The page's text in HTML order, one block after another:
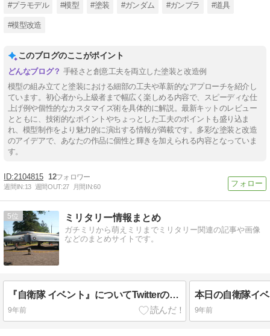
#プラモデル #模型 #塗装 #ガンダム #ガンプラ #道具
#模型改造
このブログのここがポイント
手軽さと創意工夫を両立した塗装と改造例
模型の組み立てと塗装における細部の工夫や革新的なアプローチを紹介し
ています。初心者から上級者まで幅広く楽しめる内容で、スピーディな仕
上げ例や個性的なカスタマイズ術を具体的に解説。最新キットのレビュー
とともに、技術的なポイントやちょっとした工夫のポイントも盛り込ま
れ、模型制作をより魅力的に演出する情報が満載です。多彩な塗装と改造
のアイデアで、あなたの作品に個性と輝きを加えられる内容となっていま
す。
2104815 12
週間IN:13 週間OUT:27 月間IN:60
5 ミリタリー情報まとめ
ガチミリから萌えミリまでミリタリー関連の記事や画像
などのまとめサイトです。
『自衛隊 イベント』についてTwitterの反応
9年前
本日の自衛隊イ
9年前